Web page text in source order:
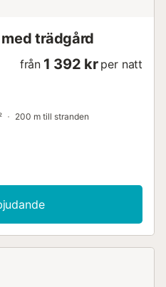
trädgård
från 1 392 kr per natt
200 m till stranden